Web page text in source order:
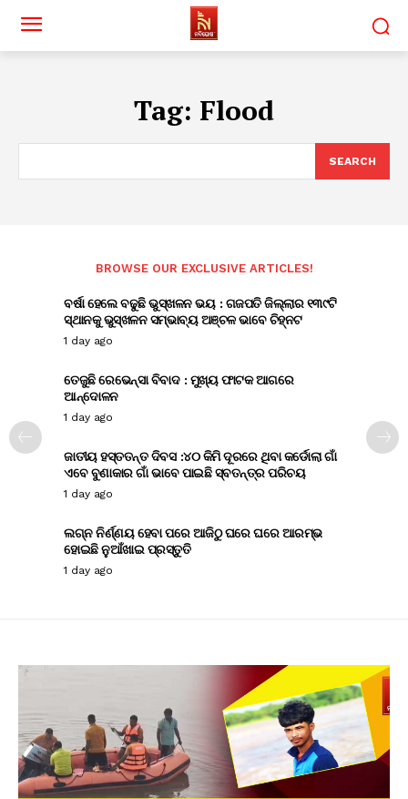
Tag: Flood
SEARCH
BROWSE OUR EXCLUSIVE ARTICLES!
ବର୍ଷା ହେଲେ ବଢୁଛି ଭୁସ୍ଖଳନ ଭୟ : ଗଜପତି ଜିଲ୍ଲାର ୧୩୯ଟି
ସ୍ଥାନକୁ ଭୁସ୍ଖଳନ ସମ୍ଭାବ୍ୟ ଅଞ୍ଚଳ ଭାବେ ଚିହ୍ନଟ
1 day ago
ତେଜୁଛି ରେଭେନ୍ସା ବିବାଦ : ମୁଖ୍ୟ ଫାଟକ ଆଗରେ
ଆନ୍ଦୋଳନ
1 day ago
ଜାତୀୟ ହସ୍ତତନ୍ତ ଦିବସ :୪୦ କିମି ଦୂରରେ ଥିବା କର୍ଡୋଲା ଗାଁ
ଏବେ ବୁଣାକାର ଗାଁ ଭାବେ ପାଇଛି ସ୍ବତନ୍ତ୍ର ପରିଚୟ
1 day ago
ଲଗ୍ନ ନିର୍ଣ୍ଣୟ ହେବା ପରେ ଆଜିଠୁ ଘରେ ଘରେ ଆରମ୍ଭ
ହୋଇଛି ନୁଆଁଖାଇ ପ୍ରସ୍ତୁତି
1 day ago